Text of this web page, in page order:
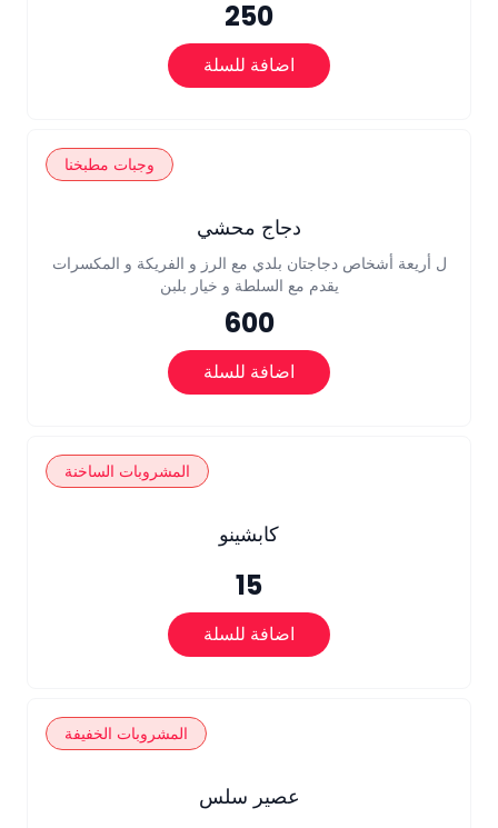
250
اضافة للسلة
وجبات مطبخنا
دجاج محشي
ل أريعة أشخاص دجاجتان بلدي مع الرز و الفريكة و المكسرات
يقدم مع السلطة و خيار بلبن
600
اضافة للسلة
المشروبات الساخنة
كابشينو
15
اضافة للسلة
المشروبات الخفيفة
عصير سلس